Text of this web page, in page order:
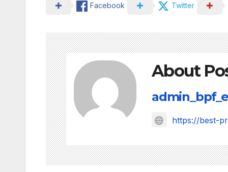
Facebook Twitter
About
https://best-